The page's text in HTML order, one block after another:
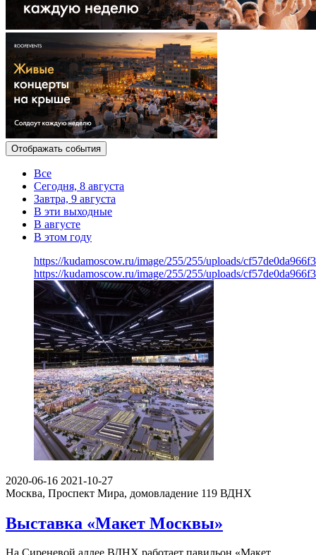
Отображать события
Все
Сегодня, 8 августа
Завтра, 9 августа
В эти выходные
В августе
В этом году
https://kudamoscow.ru/image/255/255/uploads/
https://kudamoscow.ru/image/255/255/uploads/
2020-06-16 2021-10-27
Москва, Проспект Мира, домовладение 119 ВДНХ
Выставка «Макет Москвы»